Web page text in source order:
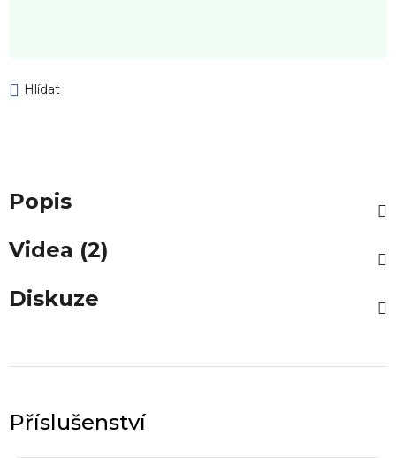
Hlídat
Popis
Videa (2)
Diskuze